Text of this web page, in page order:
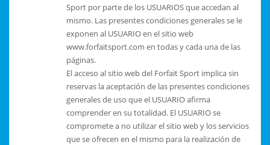
Sport por parte de los USUARIOS que accedan al
mismo. Las presentes condiciones generales se le
exponen al USUARIO en el sitio web
www.forfaitsport.com en todas y cada una de las
páginas.
El acceso al sitio web del Forfait Sport implica sin
reservas la aceptación de las presentes condiciones
generales de uso que el USUARIO afirma
comprender en su totalidad. El USUARIO se
compromete a no utilizar el sitio web y los servicios
que se ofrecen en el mismo para la realización de